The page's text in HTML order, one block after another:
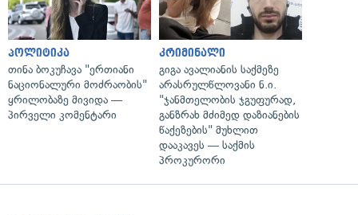
პოლიტიკა
თინა ბოკუჩავა "ერთიანი
ნაციონალური მოძრაობის"
ყრილობაზე მივიდა —
პირველი კომენტარი
კრიმინალი
გიგა ავალიანის საქმეზე
არასრულწლოვანი ნ.ი.
"ჯანმთელობის ჯგუფურად,
განზრახ მძიმედ დაზიანების
წაქეზების" მუხლით
დააკავეს — საქმის
პროკურორი